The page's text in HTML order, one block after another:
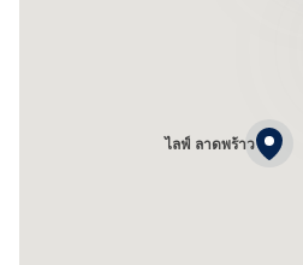
ไลฟ์ ลาดพร้าว